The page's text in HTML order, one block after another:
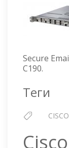
Secure
C190.
Теги
CISCO